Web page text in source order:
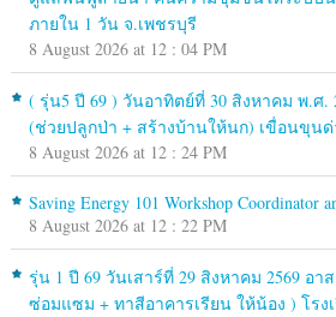
ภายใน 1 วัน จ.เพชรบุรี
8 August 2026 at 12 : 04 PM
( รุ่น5 ปี 69 ) วันอาทิตย์ที่ 30 สิงหาคม พ.ศ.
(ช่วยปลูกป่า + สร้างบ้านให้นก) เขื่อนขุน
8 August 2026 at 12 : 24 PM
Saving Energy 101 Workshop Coordinator
8 August 2026 at 12 : 22 PM
รุ่น 1 ปี 69 วันเสาร์ที่ 29 สิงหาคม 2569 อ
ซ่อมแซม + ทาสีอาคารเรียน ให้น้อง ) โรง